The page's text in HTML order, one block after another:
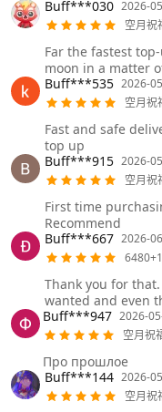
Buff***030 2026-
空月祝
Far the fastest
moon in a matter
Buff***535 2026-
空月祝
Fast and safe
top up
Buff***915 2026-
空月祝
First time
Recommend
Buff***667 2026-
Thank you for
wanted and even
Buff***947 2026-
空月祝
Про прошлое
Buff***144 2026-
空月祝